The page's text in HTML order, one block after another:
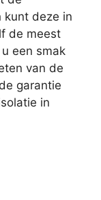
kunt deze in
de meest
een smak
van de
garantie
in